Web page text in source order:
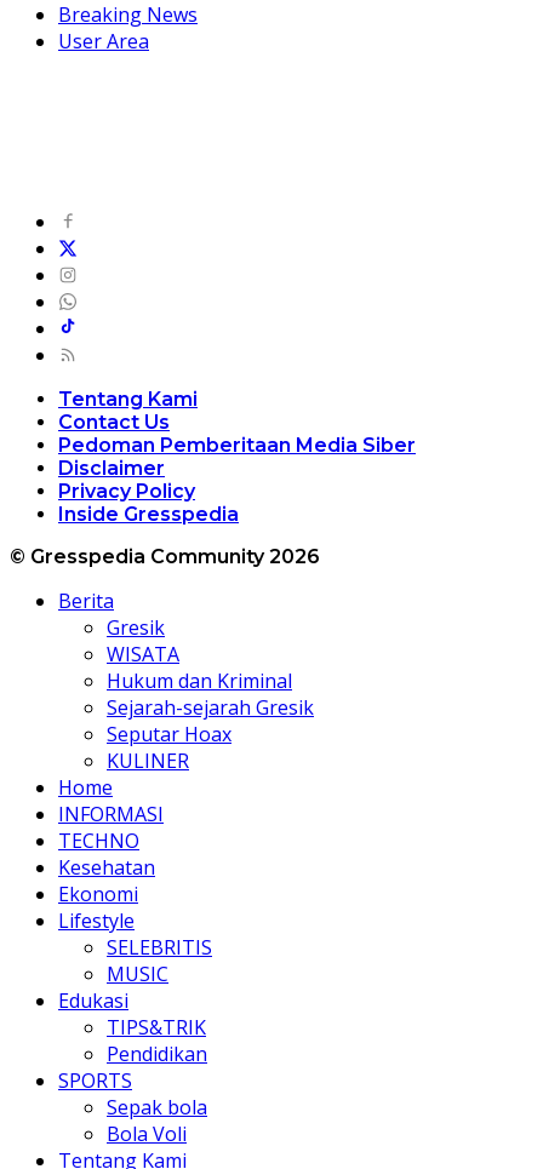
Breaking News
User Area
Tentang Kami
Contact Us
Pedoman Pemberitaan Media Siber
Disclaimer
Privacy Policy
Inside Gresspedia
© Gresspedia Community 2026
Berita
Gresik
WISATA
Hukum dan Kriminal
Sejarah-sejarah Gresik
Seputar Hoax
KULINER
Home
INFORMASI
TECHNO
Kesehatan
Ekonomi
Lifestyle
SELEBRITIS
MUSIC
Edukasi
TIPS&TRIK
Pendidikan
SPORTS
Sepak bola
Bola Voli
Tentang Kami